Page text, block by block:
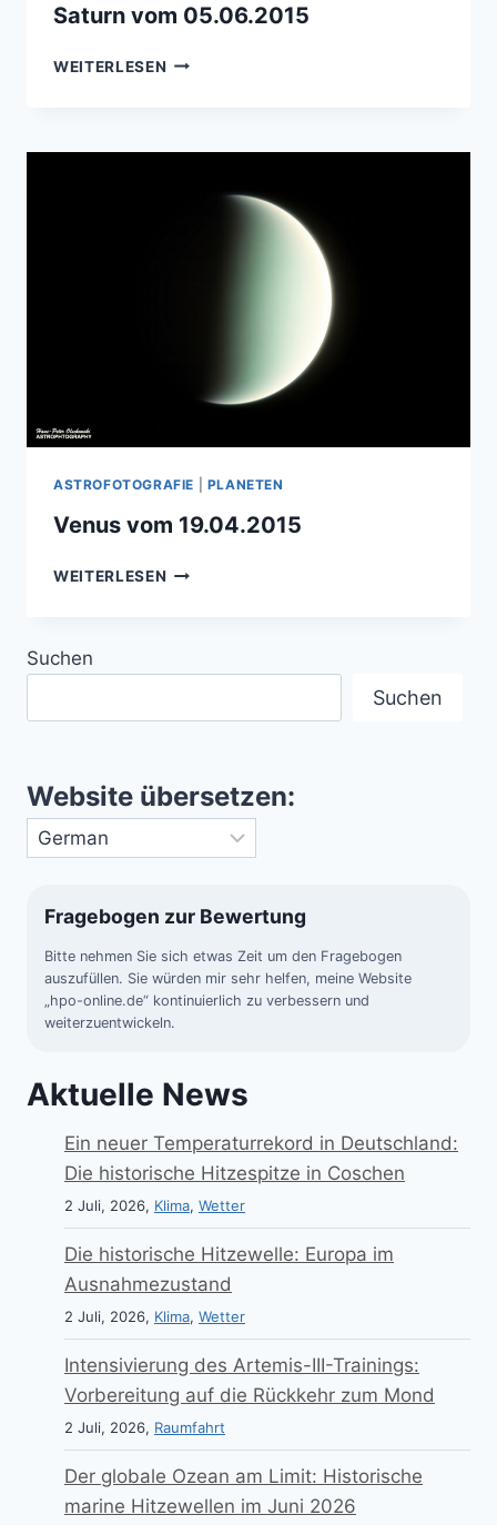
Saturn vom 05.06.2015
WEITERLESEN SATURN
ASTROFOTOGRAFIE PLANETEN
Venus vom 19.04.2015
WEITERLESEN VENUS
Suchen
Suchen
Website übersetzen:
Fragebogen zur Bewertung
Bitte nehmen Sie sich etwas Zeit um den Fragebogen
auszufüllen. Sie würden mir sehr helfen, meine Website
„hpo-online.de“ kontinuierlich zu verbessern und
weiterzuentwickeln.
Aktuelle News
Ein neuer Temperaturrekord in Deutschland:
Die historische Hitzespitze in Coschen
2 Juli, 2026, Klima, Wetter
Die historische Hitzewelle: Europa im
Ausnahmezustand
2 Juli, 2026, Klima, Wetter
Intensivierung des Artemis-III-Trainings:
Vorbereitung auf die Rückkehr zum Mond
2 Juli, 2026, Raumfahrt
Der globale Ozean am Limit: Historische
marine Hitzewellen im Juni 2026